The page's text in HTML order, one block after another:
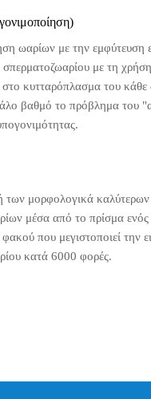
ωαρίων με την εμφύτευση
με τη χρήση
στο κυτταρόπλασμα του κάθε
βαθμό το πρόβλημα του
των μορφολογικά καλύτερων
μέσα από το πρίσμα ενός
φακού που μεγιστοποιεί την
κατά 6000 φορές.